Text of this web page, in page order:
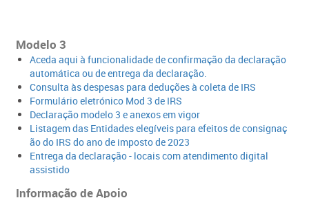
Modelo 3
Aceda aq​​ui à funcionalidade de confirmação da declaração
automática ou de entrega da declaração.
Consulta às despesas para deduções à coleta de IRS
Formulário eletrónico Mod 3 de IRS​
Declaração modelo 3 e anexos em vigor
Listagem das Entidades elegíveis para efeitos de consignaç​
ão do IRS do ano de imposto de 2023
Entrega da declaração - locais com atendimento digital
assistido​
Informação de Apoio